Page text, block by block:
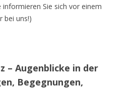
Sie sich vor einem
bei uns!)
– Augenblicke in der
Begegnungen,